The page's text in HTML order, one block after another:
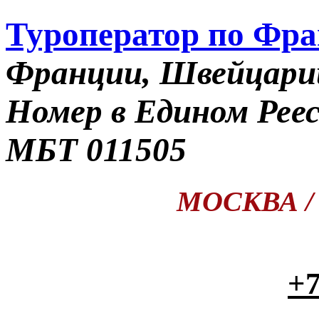
Туроператор по
Франции,
Номер в Едином
МБТ 011505
МОСКВА /